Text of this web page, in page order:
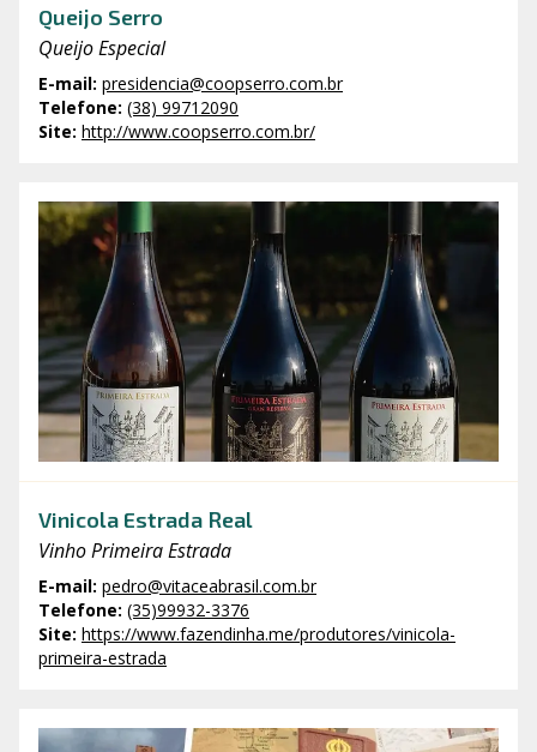
Queijo Serro
Queijo Especial
E-mail: presidencia@coopserro.com.br
Telefone: (38) 99712090
Site: http://www.coopserro.com.br/
Vinicola Estrada Real
Vinho Primeira Estrada
E-mail: pedro@vitaceabrasil.com.br
Telefone: (35)99932-3376
Site: https://www.fazendinha.me/produtores/vinicola-
primeira-estrada